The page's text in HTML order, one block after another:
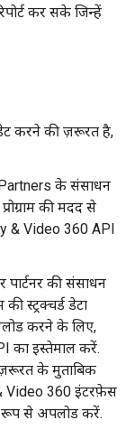
कर सके जिन्हें
करने की ज़रूरत है,
के संसाधन
की मदद से
& Video 360 API
की संसाधन
स्ट्रक्चर्ड डेटा
करने के लिए,
का इस्तेमाल करें.
के मुताबिक
Video 360 इंटरफ़ेस
से अपलोड करें.